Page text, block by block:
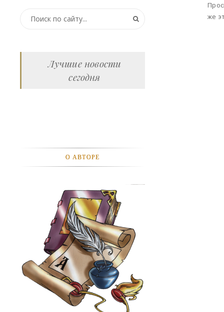
же
ОТКРЫТКИ
ЛЮДИ
ПОДРОСТКИ
ГОРОДА
ЭКСПЕРЕМЕНТЫ
ЖИЛЬЕ
ЗВЕЗДЫ
Лучшие новости
сегодня
О АВТОРЕ